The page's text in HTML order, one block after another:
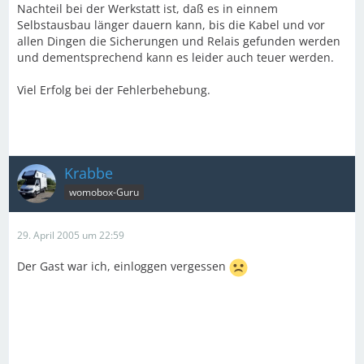
Nachteil bei der Werkstatt ist, daß es in einnem
Selbstausbau länger dauern kann, bis die Kabel und vor
allen Dingen die Sicherungen und Relais gefunden werden
und dementsprechend kann es leider auch teuer werden.
Viel Erfolg bei der Fehlerbehebung.
Krabbe
womobox-Guru
29. April 2005 um 22:59
Der Gast war ich, einloggen vergessen